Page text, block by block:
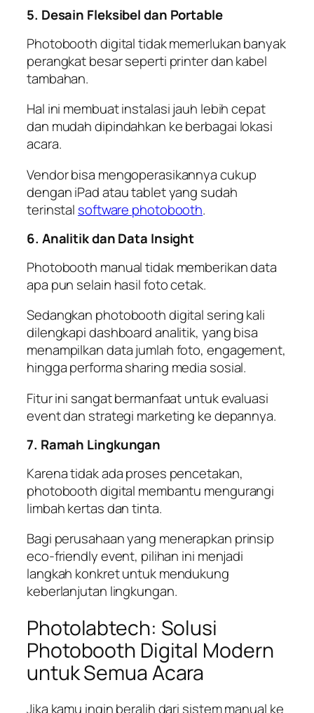
5. Desain Fleksibel dan Portable
Photobooth digital tidak memerlukan banyak
perangkat besar seperti printer dan kabel
tambahan.
Hal ini membuat instalasi jauh lebih cepat
dan mudah dipindahkan ke berbagai lokasi
acara.
Vendor bisa mengoperasikannya cukup
dengan iPad atau tablet yang sudah
terinstal software photobooth.
6. Analitik dan Data Insight
Photobooth manual tidak memberikan data
apa pun selain hasil foto cetak.
Sedangkan photobooth digital sering kali
dilengkapi dashboard analitik, yang bisa
menampilkan data jumlah foto, engagement,
hingga performa sharing media sosial.
Fitur ini sangat bermanfaat untuk evaluasi
event dan strategi marketing ke depannya.
7. Ramah Lingkungan
Karena tidak ada proses pencetakan,
photobooth digital membantu mengurangi
limbah kertas dan tinta.
Bagi perusahaan yang menerapkan prinsip
eco-friendly event, pilihan ini menjadi
langkah konkret untuk mendukung
keberlanjutan lingkungan.
Photolabtech: Solusi
Photobooth Digital Modern
untuk Semua Acara
Jika kamu ingin beralih dari sistem manual ke